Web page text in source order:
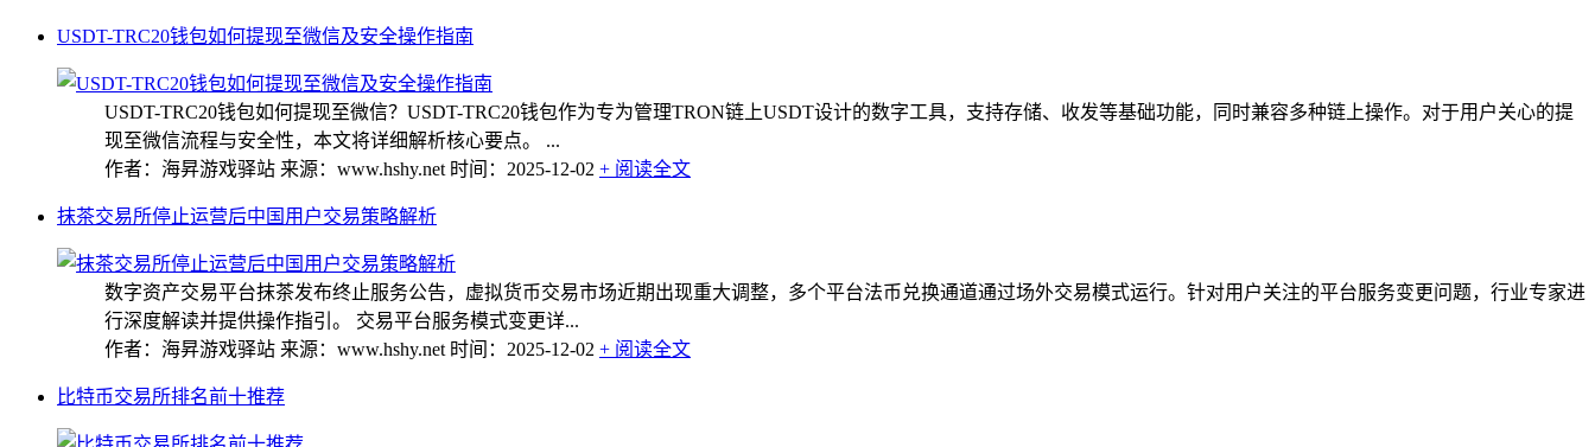
USDT-TRC20钱包如何提现至微信及安全操作指南
USDT-TRC20钱包如何提现至微信？USDT-TRC20钱包作为专为管理TRON链上USDT设计的数字工具，支持存储、收发等基础功能，同时兼容多种链上操作。对于用户关心的提
现至微信流程与安全性，本文将详细解析核心要点。 ...
作者：海昇游戏驿站 来源：www.hshy.net 时间：2025-12-02 + 阅读全文
抹茶交易所停止运营后中国用户交易策略解析
数字资产交易平台抹茶发布终止服务公告，虚拟货币交易市场近期出现重大调整，多个平台法币兑换通道通过场外交易模式运行。针对用户关注的平台服务变更问题，行业专家进
行深度解读并提供操作指引。 交易平台服务模式变更详...
作者：海昇游戏驿站 来源：www.hshy.net 时间：2025-12-02 + 阅读全文
比特币交易所排名前十推荐